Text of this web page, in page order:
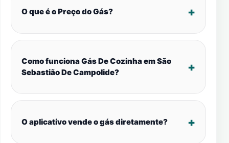
O que é o Preço do Gás?
Como funciona Gás De Cozinha em São
Sebastião De Campolide?
O aplicativo vende o gás diretamente?